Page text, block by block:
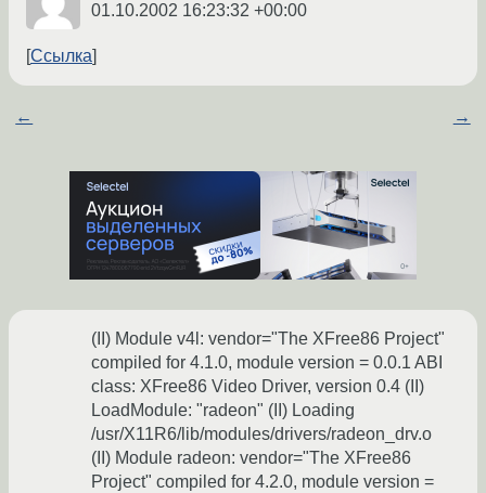
01.10.2002 16:23:32 +00:00
Ссылка
← →
(II) Module v4l: vendor="The XFree86 Project"
compiled for 4.1.0, module version = 0.0.1 ABI
class: XFree86 Video Driver, version 0.4 (II)
LoadModule: "radeon" (II) Loading
/usr/X11R6/lib/modules/drivers/radeon_drv.o
(II) Module radeon: vendor="The XFree86
Project" compiled for 4.2.0, module version =